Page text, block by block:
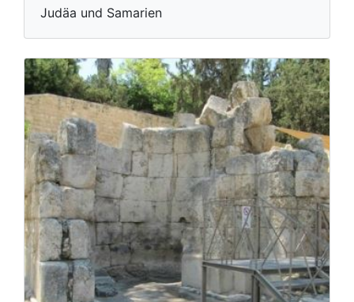
Judäa und Samarien